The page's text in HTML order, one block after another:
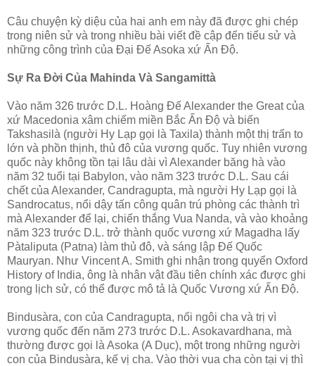
Câu chuyện kỳ diệu của hai anh em này đã được ghi chép
trong niên sử và trong nhiều bài viết đề cập đến tiểu sử và
những công trình của Ðại Ðế Asoka xứ Ấn Ðộ.
Sự Ra Ðời Của Mahinda Và Sangamittà
Vào năm 326 trước D.L. Hoàng Ðế Alexander the Great của
xứ Macedonia xâm chiếm miền Bắc Ấn Ðộ và biến
Takshasilà (người Hy Lạp gọi là Taxila) thành một thị trấn to
lớn và phồn thịnh, thủ đô của vương quốc. Tuy nhiên vương
quốc này không tồn tại lâu dài vì Alexander băng hà vào
năm 32 tuổi tại Babylon, vào năm 323 trước D.L. Sau cái
chết của Alexander, Candragupta, mà người Hy Lạp gọi là
Sandrocatus, nổi dậy tấn công quân trú phòng các thành trì
mà Alexander để lại, chiến thắng Vua Nanda, và vào khoảng
năm 323 trước D.L. trở thành quốc vương xứ Magadha lấy
Pàtaliputa (Patna) làm thủ đô, và sáng lập Ðế Quốc
Mauryan. Như Vincent A. Smith ghi nhận trong quyển Oxford
History of India, ông là nhân vật đầu tiên chính xác được ghi
trong lịch sử, có thể được mô tả là Quốc Vương xứ Ấn Ðộ.
Bindusàra, con của Candragupta, nối ngôi cha và trị vì
vương quốc đến năm 273 trước D.L. Asokavardhana, mà
thường được gọi là Asoka (A Dục), một trong những người
con của Bindusàra, kế vị cha. Vào thời vua cha còn tại vị thì